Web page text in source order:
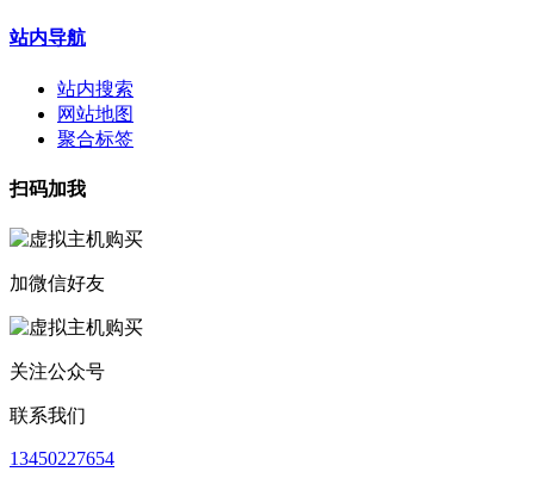
站内导航
站内搜索
网站地图
聚合标签
扫码加我
加微信好友
关注公众号
联系我们
13450227654